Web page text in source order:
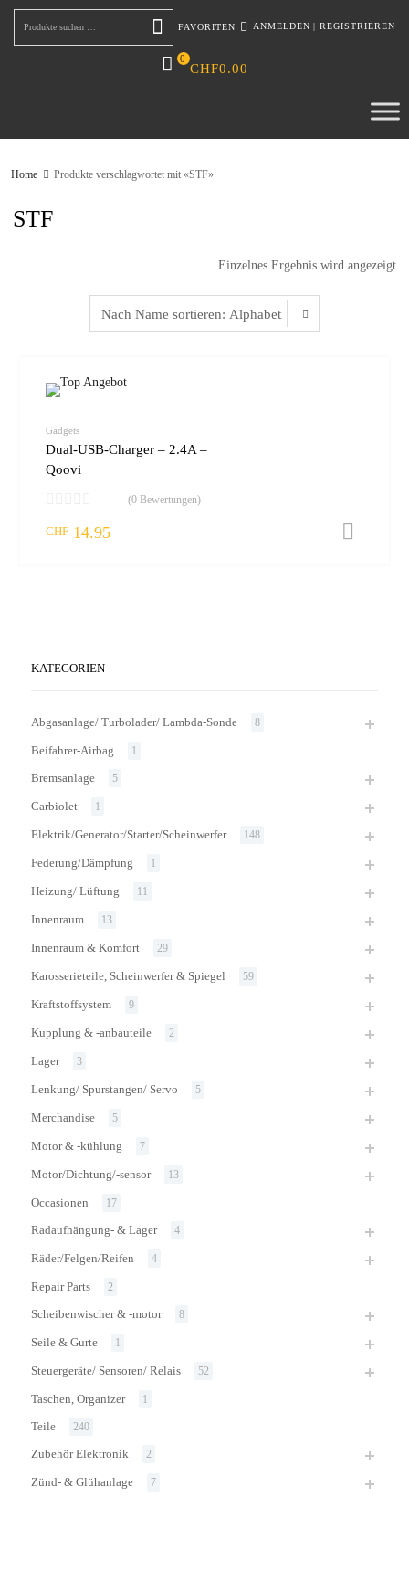
Suchen
FAVORITEN ANMELDEN | REGISTRIEREN
CHF0.00
0
Home Produkte verschlagwortet mit «STF»
STF
Einzelnes Ergebnis wird angezeigt
Gadgets
Dual-USB-Charger – 2.4A –
Qoovi
(0 Bewertungen)
CHF 14.95
KATEGORIEN
Abgasanlage/ Turbolader/ Lambda-Sonde 8
Beifahrer-Airbag 1
Bremsanlage 5
Carbiolet 1
Elektrik/Generator/Starter/Scheinwerfer 148
Federung/Dämpfung 1
Heizung/ Lüftung 11
Innenraum 13
Innenraum & Komfort 29
Karosserieteile, Scheinwerfer & Spiegel 59
Kraftstoffsystem 9
Kupplung & -anbauteile 2
Lager 3
Lenkung/ Spurstangen/ Servo 5
Merchandise 5
Motor & -kühlung 7
Motor/Dichtung/-sensor 13
Occasionen 17
Radaufhängung- & Lager 4
Räder/Felgen/Reifen 4
Repair Parts 2
Scheibenwischer & -motor 8
Seile & Gurte 1
Steuergeräte/ Sensoren/ Relais 52
Taschen, Organizer 1
Teile 240
Zubehör Elektronik 2
Zünd- & Glühanlage 7